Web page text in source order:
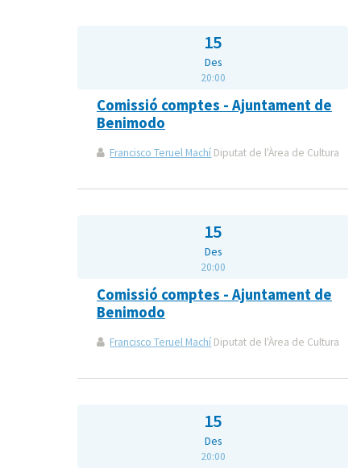
15
Des
20:00
Comissió comptes - Ajuntament de
Benimodo
Francisco Teruel Machí Diputat de l'Àrea de Cultura
15
Des
20:00
Comissió comptes - Ajuntament de
Benimodo
Francisco Teruel Machí Diputat de l'Àrea de Cultura
15
Des
20:00